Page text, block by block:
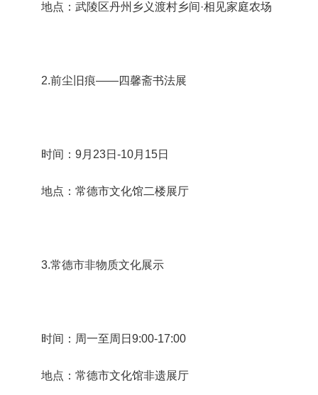
地点：武陵区丹州乡义渡村乡间·相见家庭农场
2.前尘旧痕——四馨斋书法展
时间：9月23日-10月15日
地点：常德市文化馆二楼展厅
3.常德市非物质文化展示
时间：周一至周日9:00-17:00
地点：常德市文化馆非遗展厅